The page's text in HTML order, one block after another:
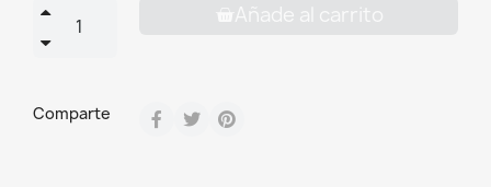
Añade al carrito
Comparte